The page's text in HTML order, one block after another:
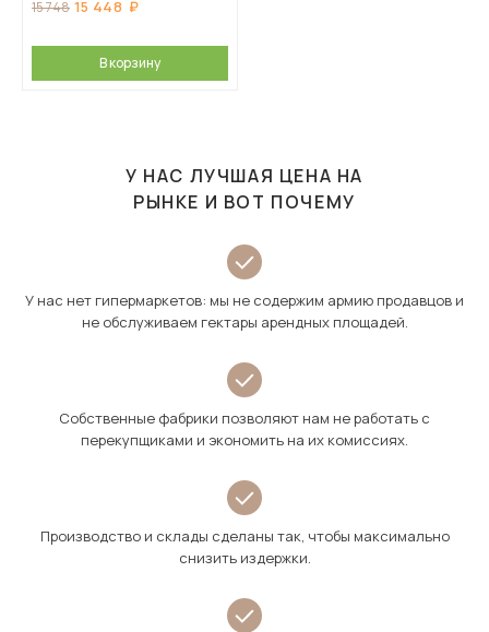
15 748 15 448
В корзину
У НАС ЛУЧШАЯ ЦЕНА НА
РЫНКЕ И ВОТ ПОЧЕМУ
У нас нет гипермаркетов: мы не содержим армию продавцов и
не обслуживаем гектары арендных площадей.
Собственные фабрики позволяют нам не работать с
перекупщиками и экономить на их комиссиях.
Производство и склады сделаны так, чтобы максимально
снизить издержки.